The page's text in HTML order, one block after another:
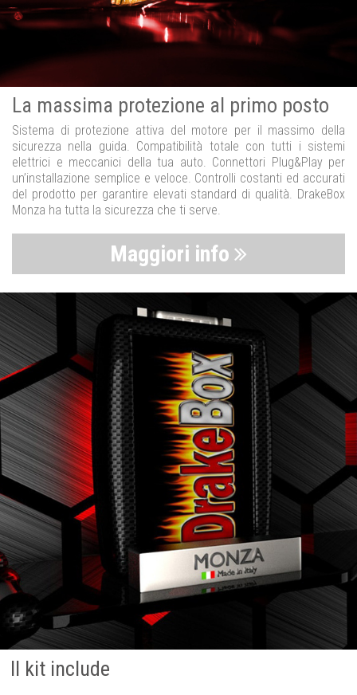
La massima protezione al primo posto
Sistema di protezione attiva del motore per il massimo della
sicurezza nella guida. Compatibilità totale con tutti i sistemi
elettrici e meccanici della tua auto. Connettori Plug&Play per
un’installazione semplice e veloce. Controlli costanti ed accurati
del prodotto per garantire elevati standard di qualità. DrakeBox
Monza ha tutta la sicurezza che ti serve.
Maggiori info
Il kit include